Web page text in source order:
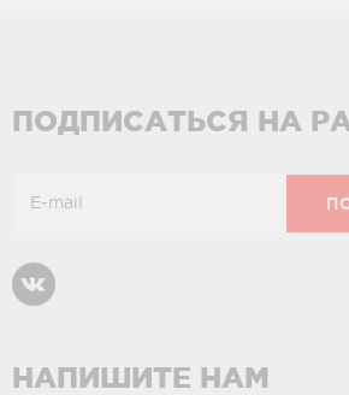
ПОДПИСАТЬСЯ НА
НАПИШИТЕ НАМ